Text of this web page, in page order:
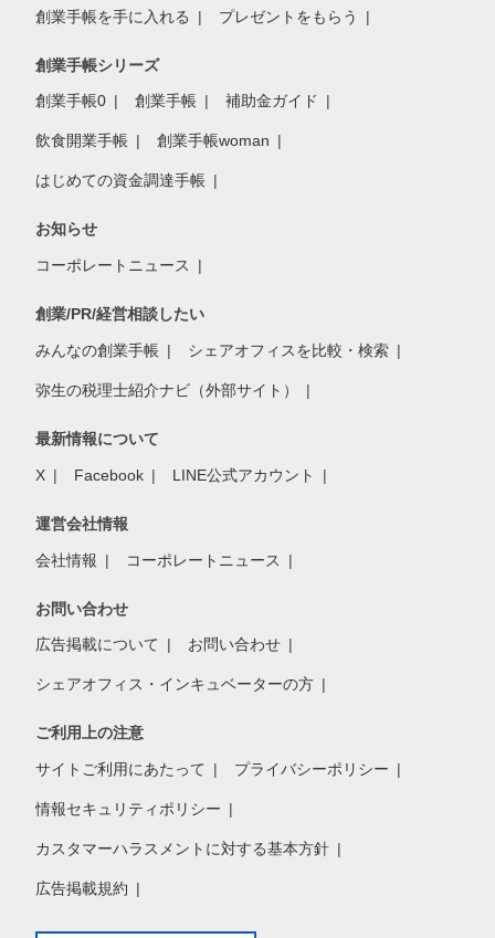
創業手帳を手に入れる プレゼントをもらう
創業手帳シリーズ
創業手帳0 創業手帳 補助金ガイド
飲食開業手帳 創業手帳woman
はじめての資金調達手帳
お知らせ
コーポレートニュース
創業/PR/経営相談したい
みんなの創業手帳 シェアオフィスを比較・検索
弥生の税理士紹介ナビ（外部サイト）
最新情報について
X Facebook LINE公式アカウント
運営会社情報
会社情報 コーポレートニュース
お問い合わせ
広告掲載について お問い合わせ
シェアオフィス・インキュベーターの方
ご利用上の注意
サイトご利用にあたって プライバシーポリシー
情報セキュリティポリシー
カスタマーハラスメントに対する基本方針
広告掲載規約